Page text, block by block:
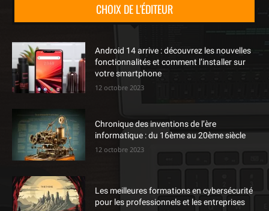
CHOIX DE L'ÉDITEUR
Android 14 arrive : découvrez les nouvelles
fonctionnalités et comment l’installer sur
votre smartphone
12 octobre 2023
Chronique des inventions de l’ère
informatique : du 16ème au 20ème siècle
12 octobre 2023
Les meilleures formations en cybersécurité
pour les professionnels et les entreprises